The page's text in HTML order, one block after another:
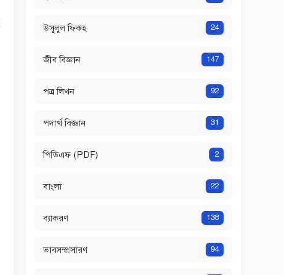
উসূলুল ফিকহ 24
জীব বিজ্ঞান 147
পত্র লিখন 92
পদার্থ বিজ্ঞান 31
পিডিএফ (PDF) 2
বাংলা 22
ব্যাকরণ 138
ভাবসম্প্রসারণ 94